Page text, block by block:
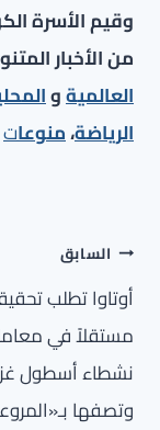
وقيم الأسرة
من الأخبار
العالميةو
الرياضة،منوعات
تصفّح
المقالات
السابق
أوتاوا تطلب
مستقلاً في
نشطاء أسطول
وتصفها